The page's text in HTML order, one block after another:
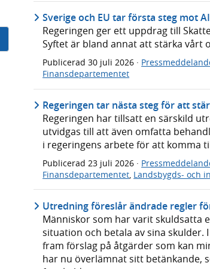
Sverige och EU tar första steg mot
Regeringen ger ett uppdrag till
Syftet är bland annat att stärka vårt
Publicerad30 juli 2026 ·
Finansdepartementet
Regeringen tar nästa steg för att
Regeringen har tillsatt en särskild
utvidgas till att även omfatta
i regeringens arbete för att komma
Publicerad23 juli 2026 ·
Finansdepartementet, Landsbygds- och
Utredning föreslår ändrade regler
Människor som har varit skuldsatta
situation och betala av sina
fram förslag på åtgärder som kan
har nu överlämnat sitt betänkande,